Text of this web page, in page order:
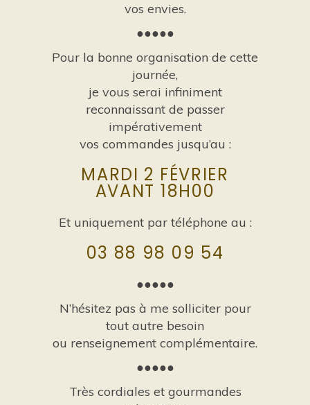
vos envies.
●●●●●
Pour la bonne organisation de cette
journée,
je vous serai infiniment
reconnaissant de passer
impérativement
vos commandes jusqu’au :
MARDI 2 FÉVRIER
AVANT 18H00
Et uniquement par téléphone au :
03 88 98 09 54
●●●●●
N’hésitez pas à me solliciter pour
tout autre besoin
ou renseignement complémentaire.
●●●●●
Très cordiales et gourmandes